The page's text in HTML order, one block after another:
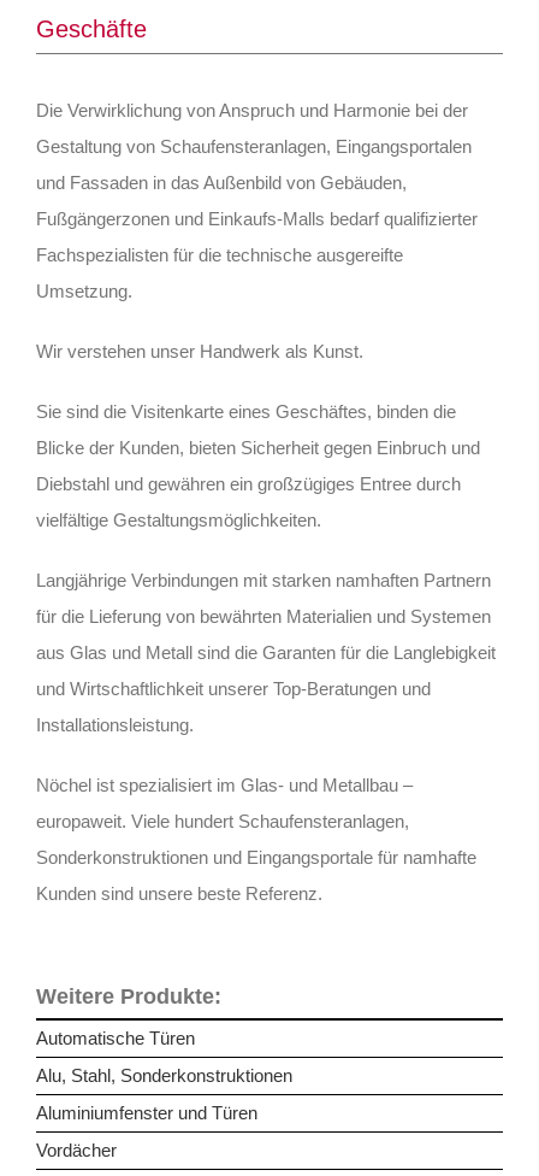
Geschäfte
Die Verwirklichung von Anspruch und Harmonie bei der
Gestaltung von Schaufensteranlagen, Eingangsportalen
und Fassaden in das Außenbild von Gebäuden,
Fußgängerzonen und Einkaufs-Malls bedarf qualifizierter
Fachspezialisten für die technische ausgereifte
Umsetzung.
Wir verstehen unser Handwerk als Kunst.
Sie sind die Visitenkarte eines Geschäftes, binden die
Blicke der Kunden, bieten Sicherheit gegen Einbruch und
Diebstahl und gewähren ein großzügiges Entree durch
vielfältige Gestaltungsmöglichkeiten.
Langjährige Verbindungen mit starken namhaften Partnern
für die Lieferung von bewährten Materialien und Systemen
aus Glas und Metall sind die Garanten für die Langlebigkeit
und Wirtschaftlichkeit unserer Top-Beratungen und
Installationsleistung.
Nöchel ist spezialisiert im Glas- und Metallbau –
europaweit. Viele hundert Schaufensteranlagen,
Sonderkonstruktionen und Eingangsportale für namhafte
Kunden sind unsere beste Referenz.
Weitere Produkte:
Automatische Türen
Alu, Stahl, Sonderkonstruktionen
Aluminiumfenster und Türen
Vordächer